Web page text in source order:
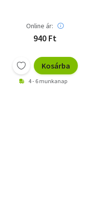
Online ár:
940 Ft
Kosárba
4 - 6 munkanap